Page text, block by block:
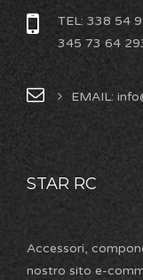
TEL: 338 54
345 73 64
EMAIL:
STAR RC
Accessori,
nostro sito e-